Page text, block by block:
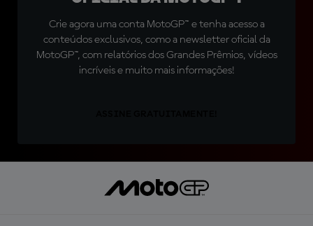
Crie agora uma conta MotoGP™ e tenha acesso a
conteúdos exclusivos, como a newsletter oficial da
MotoGP™, com relatórios dos Grandes Prêmios, vídeos
incríveis e muito mais informações!